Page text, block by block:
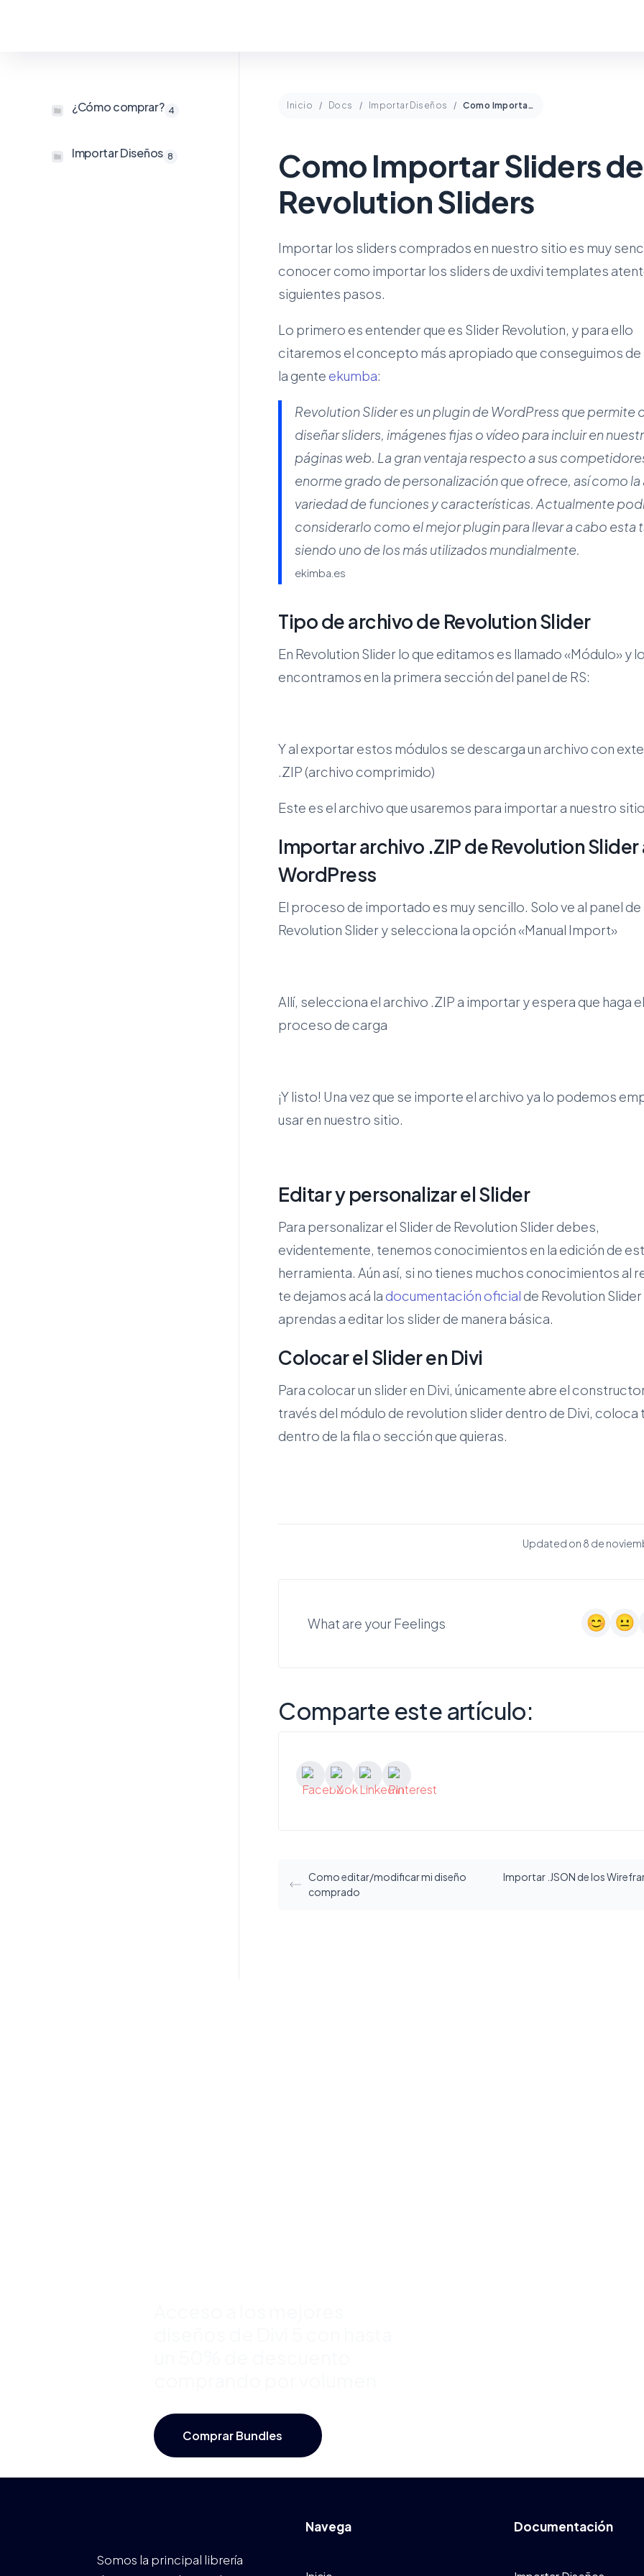
¿Cómo comprar? 4
Importar Diseños 8
Inicio Docs Importar Diseños Como Importar Sliders de Revolution Sliders
Como Importar Sliders de
Revolution Sliders
Importar los sliders comprados en nuestro sitio es muy
conocer como importar los sliders de uxdivi templates
siguientes pasos.
Lo primero es entender que es Slider Revolution, y para ello
citaremos el concepto más apropiado que conseguimos de
la gente ekumba:
Revolution Slider es un plugin de WordPress que permite
diseñar sliders, imágenes fijas o vídeo para incluir en
páginas web. La gran ventaja respecto a sus
enorme grado de personalización que ofrece, así como la
variedad de funciones y características. Actualmente
considerarlo como el mejor plugin para llevar a cabo esta
siendo uno de los más utilizados mundialmente.
ekimba.es
Tipo de archivo de Revolution Slider
En Revolution Slider lo que editamos es llamado «Módulo» y
encontramos en la primera sección del panel de RS:
Y al exportar estos módulos se descarga un archivo con
.ZIP (archivo comprimido)
Este es el archivo que usaremos para importar a nuestro sitio.
Importar archivo .ZIP de Revolution Slider
WordPress
El proceso de importado es muy sencillo. Solo ve al panel de
Revolution Slider y selecciona la opción «Manual Import»
Allí, selecciona el archivo .ZIP a importar y espera que haga el
proceso de carga
¡Y listo! Una vez que se importe el archivo ya lo podemos
usar en nuestro sitio.
Editar y personalizar el Slider
Para personalizar el Slider de Revolution Slider debes,
evidentemente, tenemos conocimientos en la edición de
herramienta. Aún así, si no tienes muchos conocimientos al
te dejamos acá la documentación oficial de Revolution
aprendas a editar los slider de manera básica.
Colocar el Slider en Divi
Para colocar un slider en Divi, únicamente abre el
través del módulo de revolution slider dentro de Divi, coloca
dentro de la fila o sección que quieras.
Updated on 8 de
What are your Feelings
Comparte este artículo:
Como editar/modificar mi diseño
comprado
Importar .JSON de los
Comprar Bundles
Somos la principal librería
Navega Documentación